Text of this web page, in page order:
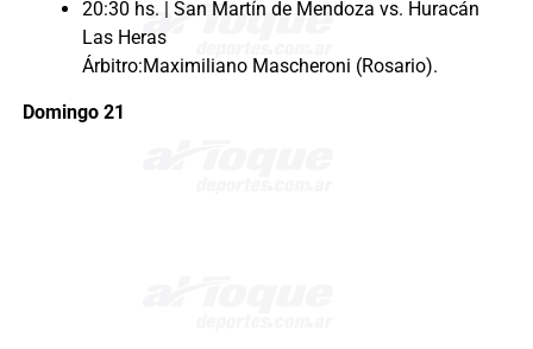
20:30 hs. | San Martín de Mendoza vs. Huracán
Las Heras
Árbitro:Maximiliano Mascheroni (Rosario).
Domingo 21